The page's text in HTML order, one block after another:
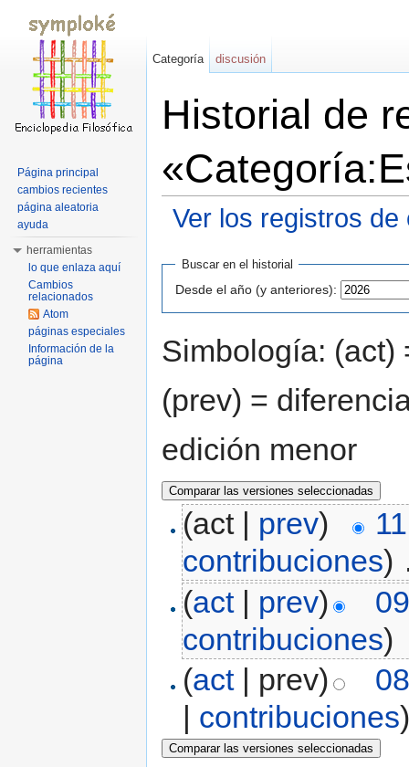
Historial de
Ver los registros de
Buscar en el historial
Desde el año (y anteriores):
Simbología: (act)
(prev) =
edición menor
(act | prev)
contribuciones)
(act| prev)
contribuciones)
(act| prev)
| contribuciones
Categoría discusión
Página principal
cambios recientes
página aleatoria
ayuda
herramientas
lo que enlaza aquí
Cambios
relacionados
Atom
páginas especiales
Información de la
página